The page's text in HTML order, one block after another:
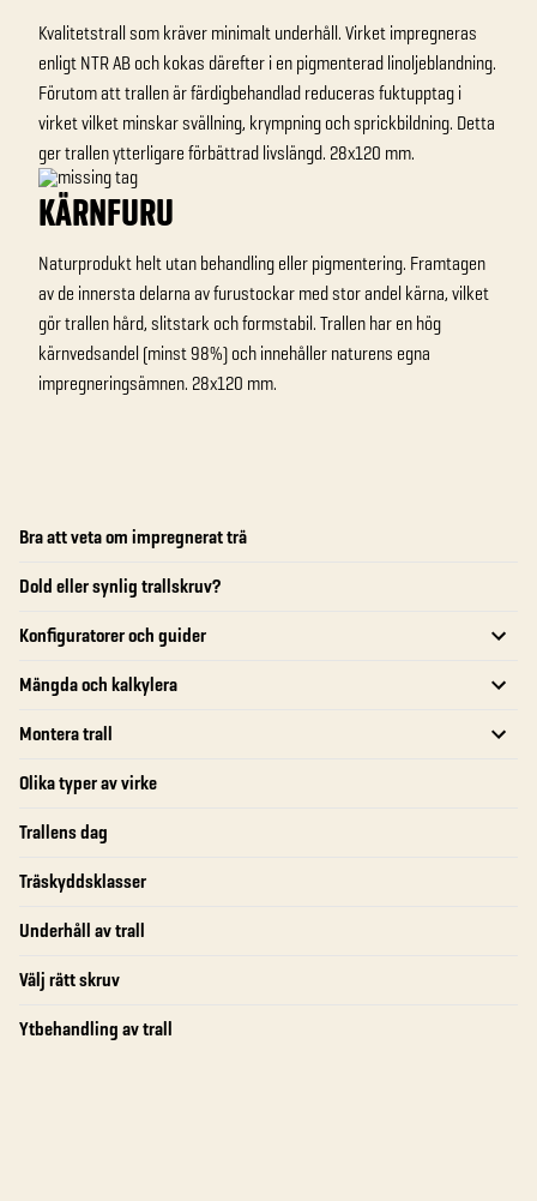
Bra att veta om impregnerat trä
Dold eller synlig trallskruv?
Konfiguratorer och guider
Mängda och kalkylera
Montera trall
Olika typer av virke
Trallens dag
Träskyddsklasser
Underhåll av trall
Välj rätt skruv
Ytbehandling av trall
Kvalitetstrall som kräver minimalt underhåll. Virket impregneras
enligt NTR AB och kokas därefter i en pigmenterad linoljeblandning.
Förutom att trallen är färdigbehandlad reduceras fuktupptag i
virket vilket minskar svällning, krympning och sprickbildning. Detta
ger trallen ytterligare förbättrad livslängd. 28x120 mm.
KÄRNFURU
Naturprodukt helt utan behandling eller pigmentering. Framtagen
av de innersta delarna av furustockar med stor andel kärna, vilket
gör trallen hård, slitstark och formstabil. Trallen har en hög
kärnvedsandel (minst 98%) och innehåller naturens egna
impregneringsämnen. 28x120 mm.